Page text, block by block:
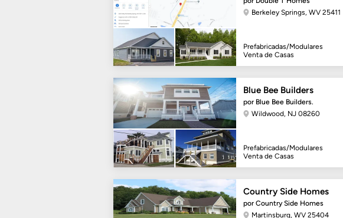
Berkeley Springs, WV 25411
Prefabricadas/Modulares
Venta de Casas
Blue Bee Builders
por Blue Bee Builders.
Wildwood, NJ 08260
Prefabricadas/Modulares
Venta de Casas
Country Side Homes
por Country Side Homes
Martinsburg, WV 25404